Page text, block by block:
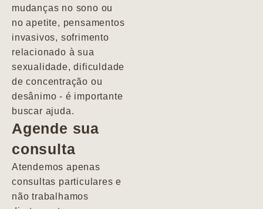
mudanças no sono ou
no apetite, pensamentos
invasivos, sofrimento
relacionado à sua
sexualidade, dificuldade
de concentração ou
desânimo - é importante
buscar ajuda.
Agende sua
consulta
Atendemos apenas
consultas particulares e
não trabalhamos